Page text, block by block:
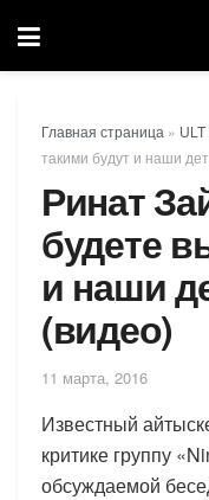
Главная страница »
такими будут и наши
Ринат
будете
и наши
(видео)
11 марта, 2016
Известный
критике группу
обсуждаемой